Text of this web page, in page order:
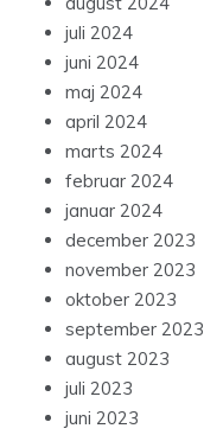
juli 2024
juni 2024
maj 2024
april 2024
marts 2024
februar 2024
januar 2024
december 2023
november 2023
oktober 2023
september 2023
august 2023
juli 2023
juni 2023